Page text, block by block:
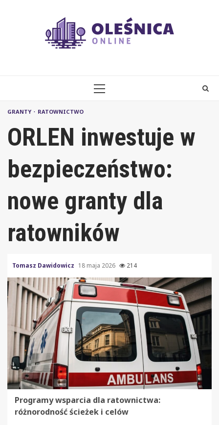
PRIMARY
GRANTY RATOWNICTWO
ORLEN inwestuje w
bezpieczeństwo:
nowe granty dla
ratowników
Tomasz Dawidowicz 18 maja 2026 214
Programy wsparcia dla ratownictwa:
różnorodność ścieżek i celów